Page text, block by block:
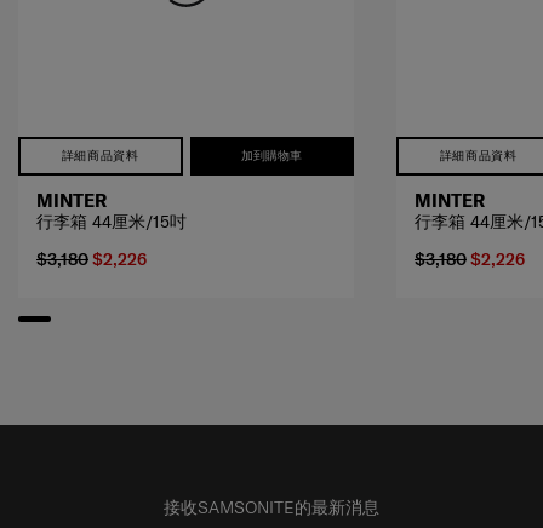
MINTER
行李箱 44厘米/15吋
$3,180
$2,226
MINTER
行李箱 44厘米/
$3,180
$2,226